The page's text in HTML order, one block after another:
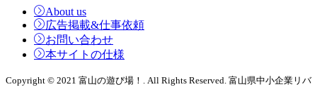
About us
広告掲載&仕事依頼
お問い合わせ
本サイトの仕様
Copyright © 2021 富山の遊び場！. All Rights Reserved. 富山県中小企業リバ